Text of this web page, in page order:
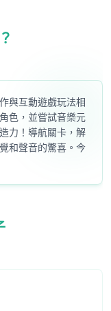
與互動遊戲玩法相
色，並嘗試音樂元
力！導航關卡，解
和聲音的驚喜。今